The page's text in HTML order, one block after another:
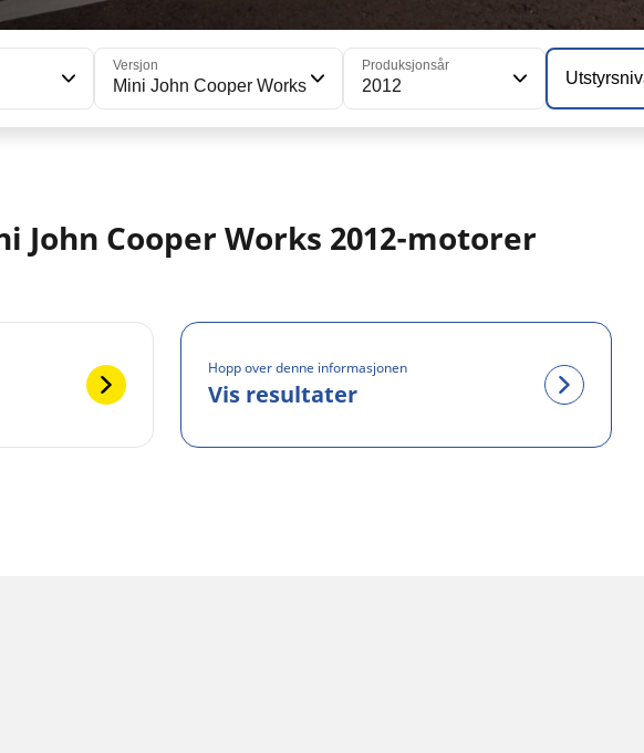
Versjon
Mini John Cooper Works
Produksjonsår
2012
John Cooper Works 2012-motorer
Hopp over denne informasjonen
Vis resultater